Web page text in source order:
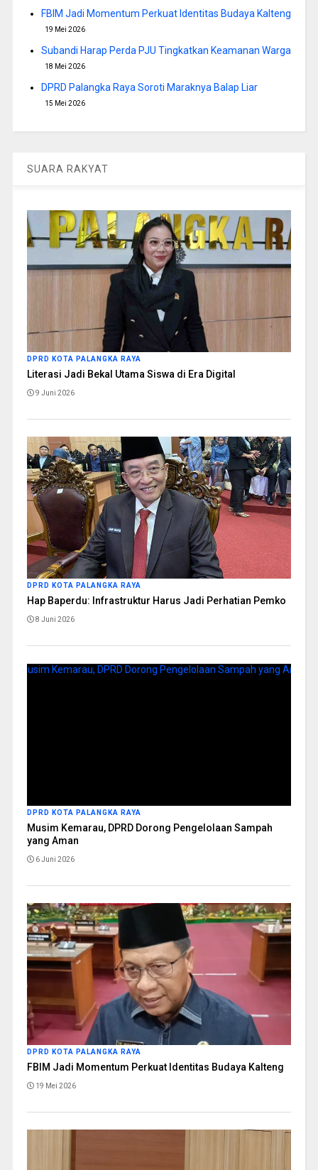
FBIM Jadi Momentum Perkuat Identitas Budaya Kalteng
19 Mei 2026
Subandi Harap Perda PJU Tingkatkan Keamanan Warga
18 Mei 2026
DPRD Palangka Raya Soroti Maraknya Balap Liar
15 Mei 2026
SUARA RAKYAT
DPRD KOTA PALANGKA RAYA
Literasi Jadi Bekal Utama Siswa di Era Digital
9 Juni 2026
DPRD KOTA PALANGKA RAYA
Hap Baperdu: Infrastruktur Harus Jadi Perhatian Pemko
8 Juni 2026
DPRD KOTA PALANGKA RAYA
Musim Kemarau, DPRD Dorong Pengelolaan Sampah
yang Aman
6 Juni 2026
DPRD KOTA PALANGKA RAYA
FBIM Jadi Momentum Perkuat Identitas Budaya Kalteng
19 Mei 2026